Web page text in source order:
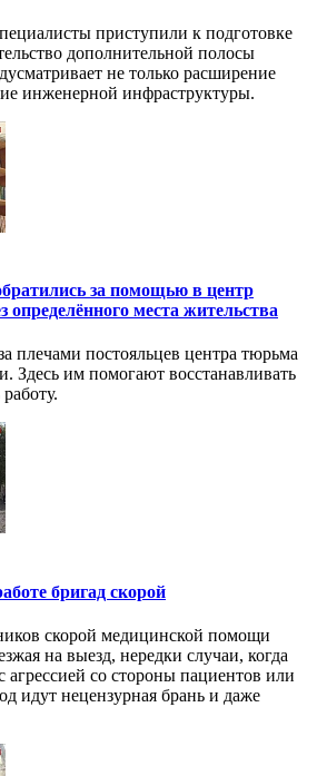
приступили к подготовке
дополнительной полосы
не только расширение
инженерной инфраструктуры.
за помощью в центр
определённого места жительства
плечами постояльцев центра тюрьма
Здесь им помогают восстанавливать
бригад скорой
скорой медицинской помощи
на выезд, нередки случаи, когда
агрессией со стороны пациентов или
идут нецензурная брань и даже